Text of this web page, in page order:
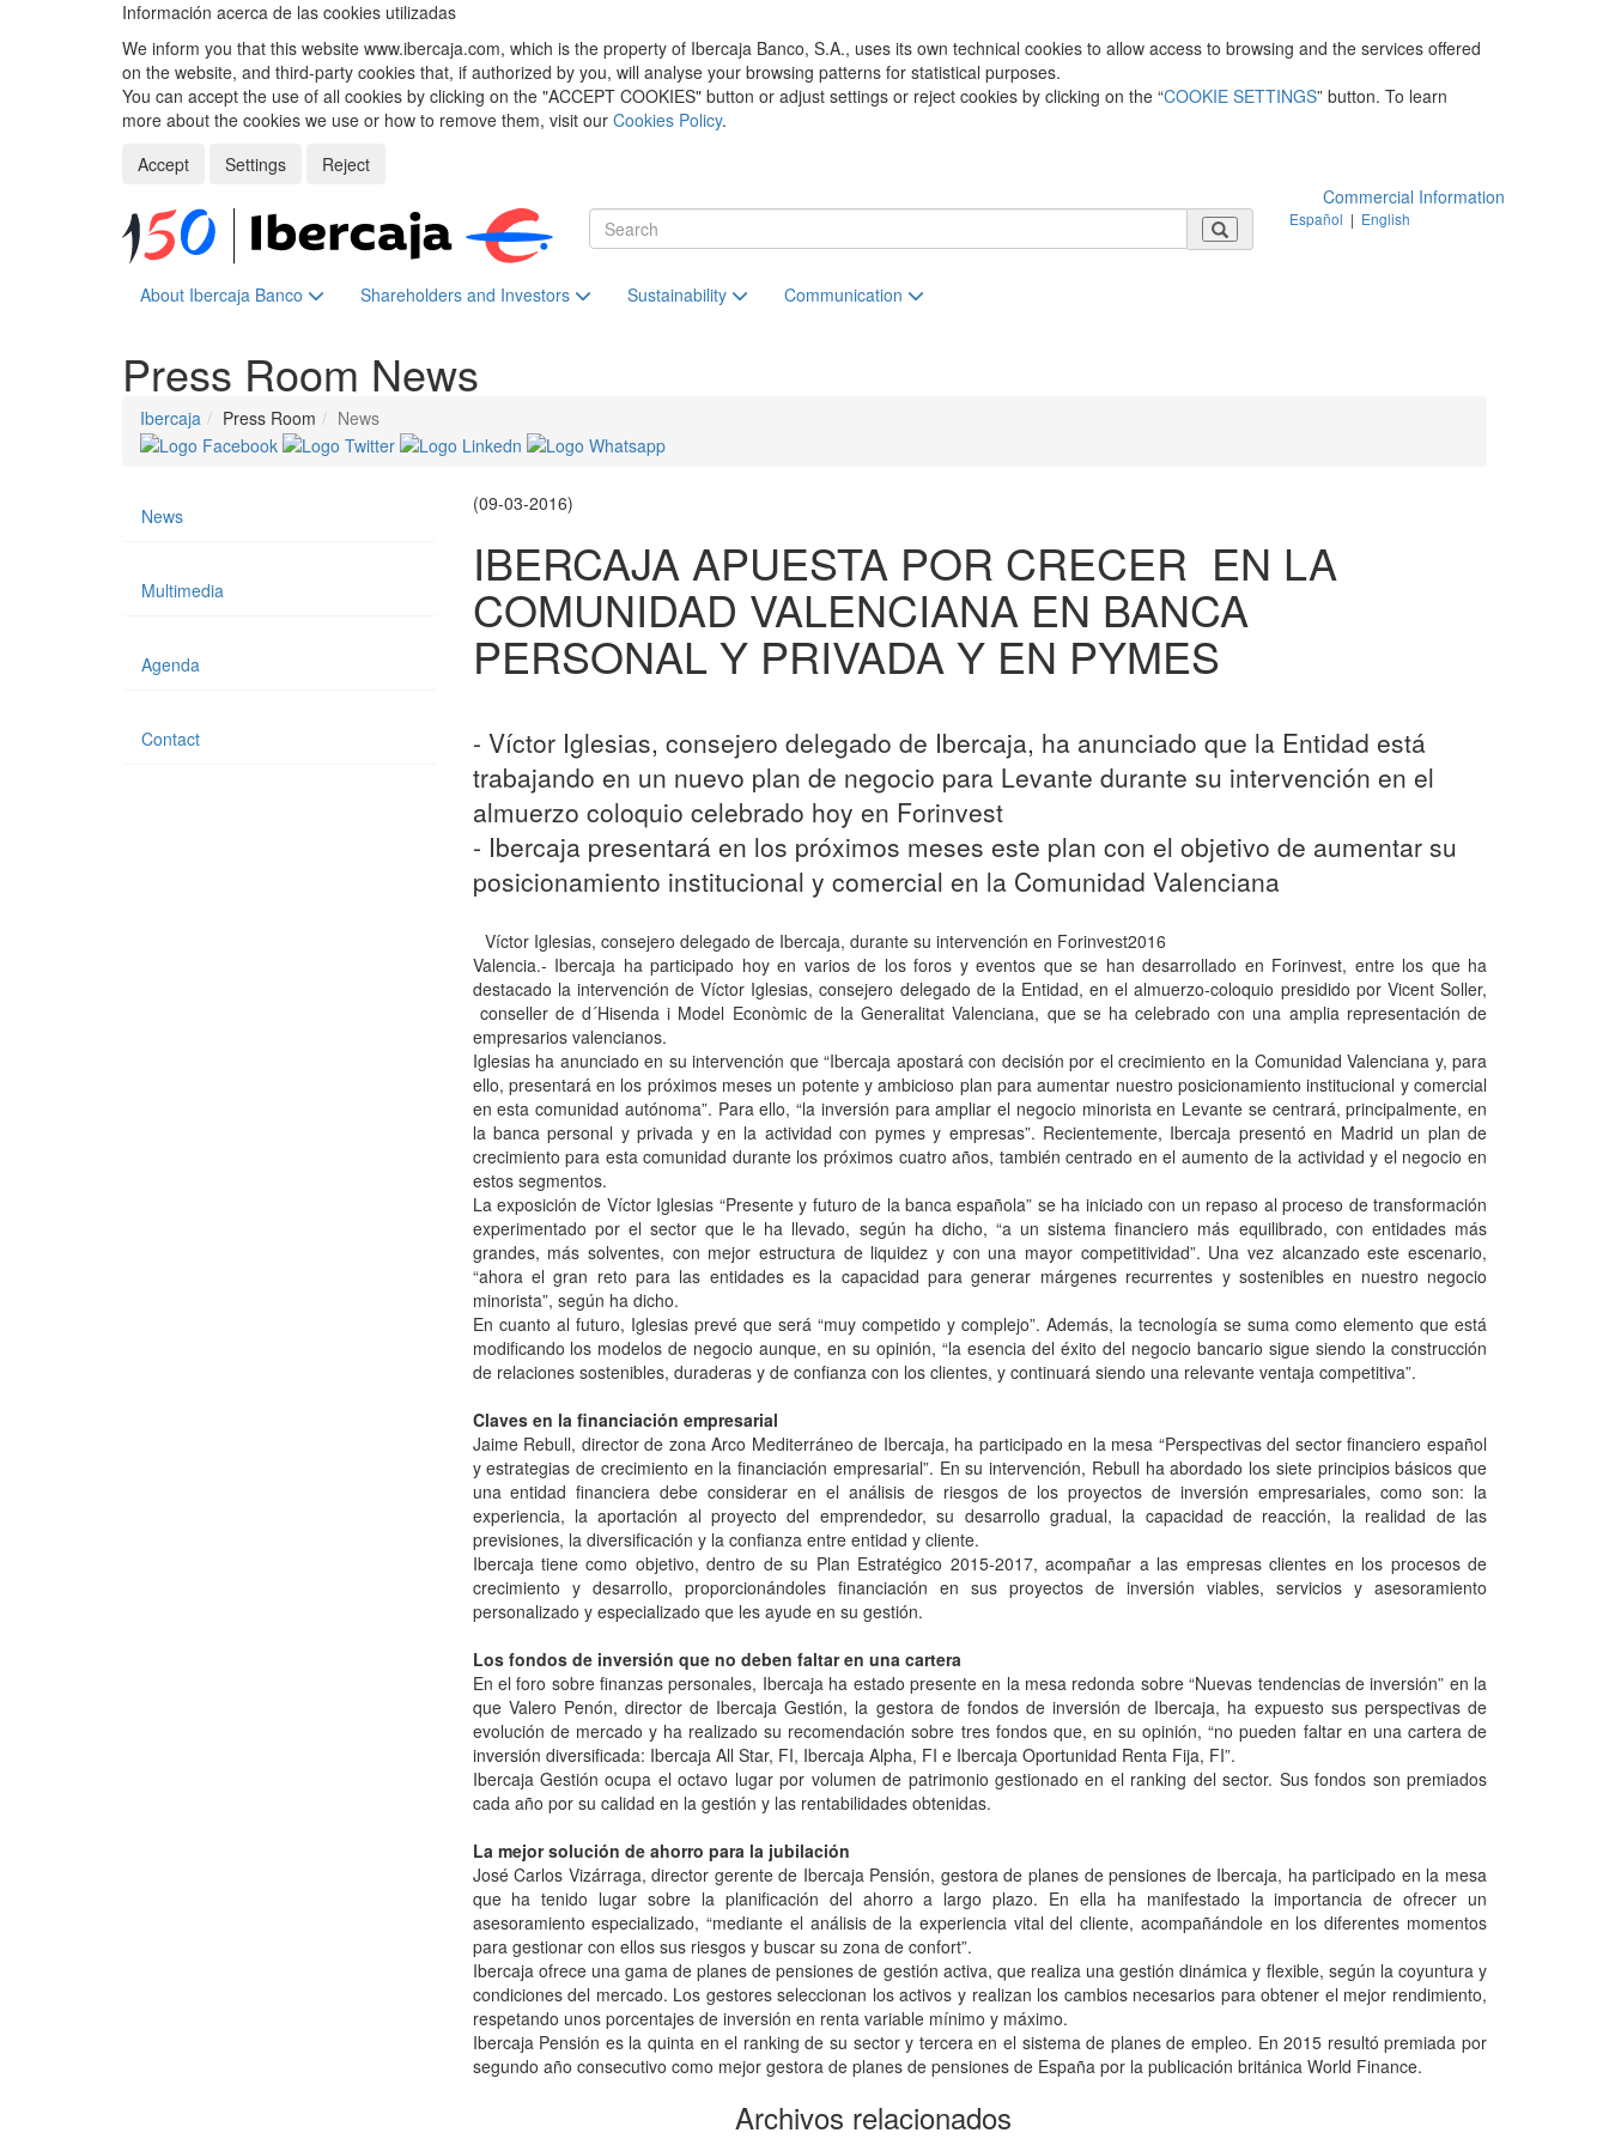
Información acerca de las cookies utilizadas
We inform you that this website www.ibercaja.com, which is the property of Ibercaja Banco, S.A., uses its own technical cookies to allow access to browsing and the services offered
on the website, and third-party cookies that, if authorized by you, will analyse your browsing patterns for statistical purposes.
You can accept the use of all cookies by clicking on the "ACCEPT COOKIES" button or adjust settings or reject cookies by clicking on the “COOKIE SETTINGS” button. To learn
more about the cookies we use or how to remove them, visit our Cookies Policy.
Accept
Settings
Reject
Commercial Information
Español | English
About Ibercaja Banco Shareholders and Investors Sustainability Communication
Press Room News
Ibercaja Press Room News
(09-03-2016)
IBERCAJA APUESTA POR CRECER EN LA
COMUNIDAD VALENCIANA EN BANCA
PERSONAL Y PRIVADA Y EN PYMES
- Víctor Iglesias, consejero delegado de Ibercaja, ha anunciado que la Entidad está
trabajando en un nuevo plan de negocio para Levante durante su intervención en el
almuerzo coloquio celebrado hoy en Forinvest
- Ibercaja presentará en los próximos meses este plan con el objetivo de aumentar su
posicionamiento institucional y comercial en la Comunidad Valenciana
Víctor Iglesias, consejero delegado de Ibercaja, durante su intervención en Forinvest2016
Valencia.- Ibercaja ha participado hoy en varios de los foros y eventos que se han desarrollado en Forinvest, entre los que ha
destacado la intervención de Víctor Iglesias, consejero delegado de la Entidad, en el almuerzo-coloquio presidido por Vicent Soller,
conseller de d´Hisenda i Model Econòmic de la Generalitat Valenciana, que se ha celebrado con una amplia representación de
empresarios valencianos.
Iglesias ha anunciado en su intervención que “Ibercaja apostará con decisión por el crecimiento en la Comunidad Valenciana y, para
ello, presentará en los próximos meses un potente y ambicioso plan para aumentar nuestro posicionamiento institucional y comercial
en esta comunidad autónoma”. Para ello, “la inversión para ampliar el negocio minorista en Levante se centrará, principalmente, en
la banca personal y privada y en la actividad con pymes y empresas”. Recientemente, Ibercaja presentó en Madrid un plan de
crecimiento para esta comunidad durante los próximos cuatro años, también centrado en el aumento de la actividad y el negocio en
estos segmentos.
La exposición de Víctor Iglesias “Presente y futuro de la banca española” se ha iniciado con un repaso al proceso de transformación
experimentado por el sector que le ha llevado, según ha dicho, “a un sistema financiero más equilibrado, con entidades más
grandes, más solventes, con mejor estructura de liquidez y con una mayor competitividad”. Una vez alcanzado este escenario,
“ahora el gran reto para las entidades es la capacidad para generar márgenes recurrentes y sostenibles en nuestro negocio
minorista”, según ha dicho.
En cuanto al futuro, Iglesias prevé que será “muy competido y complejo”. Además, la tecnología se suma como elemento que está
modificando los modelos de negocio aunque, en su opinión, “la esencia del éxito del negocio bancario sigue siendo la construcción
de relaciones sostenibles, duraderas y de confianza con los clientes, y continuará siendo una relevante ventaja competitiva”.
Claves en la financiación empresarial
Jaime Rebull, director de zona Arco Mediterráneo de Ibercaja, ha participado en la mesa “Perspectivas del sector financiero español
y estrategias de crecimiento en la financiación empresarial”. En su intervención, Rebull ha abordado los siete principios básicos que
una entidad financiera debe considerar en el análisis de riesgos de los proyectos de inversión empresariales, como son: la
experiencia, la aportación al proyecto del emprendedor, su desarrollo gradual, la capacidad de reacción, la realidad de las
previsiones, la diversificación y la confianza entre entidad y cliente.
Ibercaja tiene como objetivo, dentro de su Plan Estratégico 2015-2017, acompañar a las empresas clientes en los procesos de
crecimiento y desarrollo, proporcionándoles financiación en sus proyectos de inversión viables, servicios y asesoramiento
personalizado y especializado que les ayude en su gestión.
Los fondos de inversión que no deben faltar en una cartera
En el foro sobre finanzas personales, Ibercaja ha estado presente en la mesa redonda sobre “Nuevas tendencias de inversión” en la
que Valero Penón, director de Ibercaja Gestión, la gestora de fondos de inversión de Ibercaja, ha expuesto sus perspectivas de
evolución de mercado y ha realizado su recomendación sobre tres fondos que, en su opinión, “no pueden faltar en una cartera de
inversión diversificada: Ibercaja All Star, FI, Ibercaja Alpha, FI e Ibercaja Oportunidad Renta Fija, FI”.
Ibercaja Gestión ocupa el octavo lugar por volumen de patrimonio gestionado en el ranking del sector. Sus fondos son premiados
cada año por su calidad en la gestión y las rentabilidades obtenidas.
La mejor solución de ahorro para la jubilación
José Carlos Vizárraga, director gerente de Ibercaja Pensión, gestora de planes de pensiones de Ibercaja, ha participado en la mesa
que ha tenido lugar sobre la planificación del ahorro a largo plazo. En ella ha manifestado la importancia de ofrecer un
asesoramiento especializado, “mediante el análisis de la experiencia vital del cliente, acompañándole en los diferentes momentos
para gestionar con ellos sus riesgos y buscar su zona de confort”.
Ibercaja ofrece una gama de planes de pensiones de gestión activa, que realiza una gestión dinámica y flexible, según la coyuntura y
condiciones del mercado. Los gestores seleccionan los activos y realizan los cambios necesarios para obtener el mejor rendimiento,
respetando unos porcentajes de inversión en renta variable mínimo y máximo.
Ibercaja Pensión es la quinta en el ranking de su sector y tercera en el sistema de planes de empleo. En 2015 resultó premiada por
segundo año consecutivo como mejor gestora de planes de pensiones de España por la publicación británica World Finance.
Archivos relacionados
News
Multimedia
Agenda
Contact